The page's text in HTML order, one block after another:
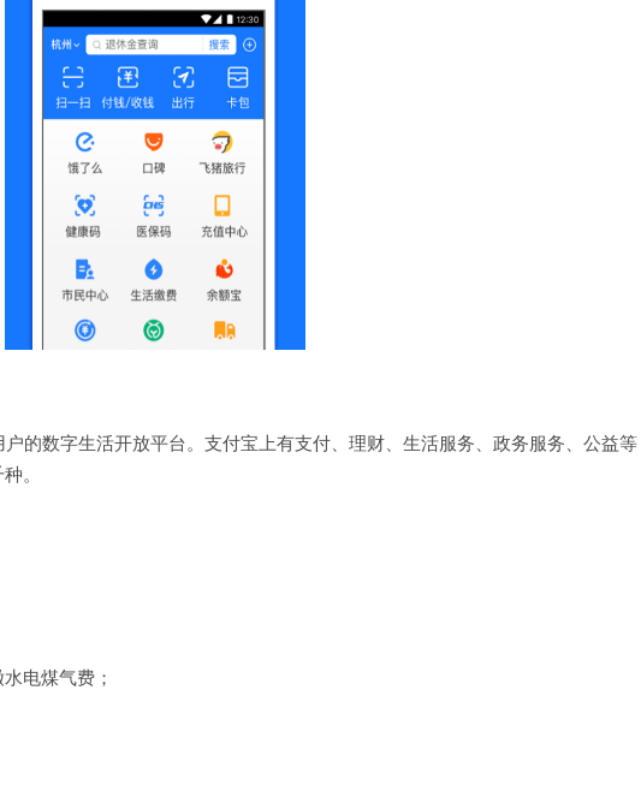
的数字生活开放平台。支付宝上有支付、理财、生活服务、政务服务、公益等
。
电煤气费；